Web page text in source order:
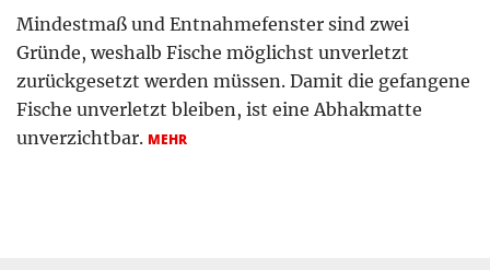
Mindestmaß und Entnahmefenster sind zwei
Gründe, weshalb Fische möglichst unverletzt
zurückgesetzt werden müssen. Damit die gefangene
Fische unverletzt bleiben, ist eine Abhakmatte
unverzichtbar. MEHR